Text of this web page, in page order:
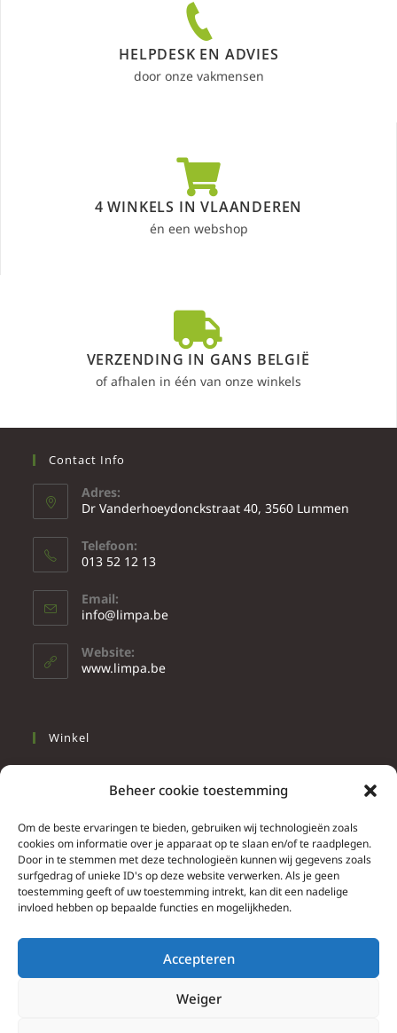
Beheer cookie toestemming
Om de beste ervaringen te bieden, gebruiken wij technologieën zoals
cookies om informatie over je apparaat op te slaan en/of te raadplegen.
Door in te stemmen met deze technologieën kunnen wij gegevens zoals
surfgedrag of unieke ID's op deze website verwerken. Als je geen
toestemming geeft of uw toestemming intrekt, kan dit een nadelige
invloed hebben op bepaalde functies en mogelijkheden.
Accepteren
Weiger
HELPDESK EN ADVIES
door onze vakmensen
4 WINKELS IN VLAANDEREN
én een webshop
VERZENDING IN GANS BELGIË
of afhalen in één van onze winkels
Contact Info
Adres:
Dr Vanderhoeydonckstraat 40, 3560 Lummen
Telefoon:
013 52 12 13
Email:
info@limpa.be
Website:
www.limpa.be
Winkel
Wonen
Info
Contacteer ons